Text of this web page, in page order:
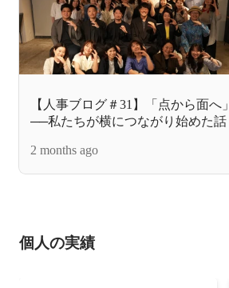
【人事ブログ＃31】「点から面へ」
──私たちが横につながり始めた話
2 months ago
個人の実績